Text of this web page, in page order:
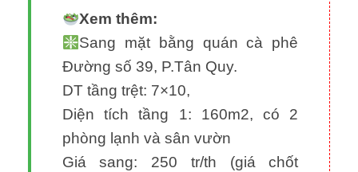
Xem thêm:
Sang mặt bằng quán cà phê
Đường số 39, P.Tân Quy.
DT tầng trệt: 7×10,
Diện tích tầng 1: 160m2, có 2
phòng lạnh và sân vườn
Giá sang: 250 tr/th (giá chốt